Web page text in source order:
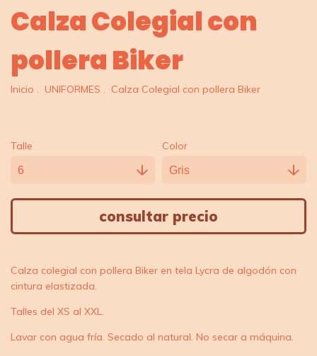
Calza Colegial con
pollera Biker
Inicio UNIFORMES Calza Colegial con pollera Biker
Talle Color
Calza colegial con pollera Biker en tela Lycra de algodón con
cintura elastizada.
Talles del XS al XXL.
Lavar con agua fría. Secado al natural. No secar a máquina.